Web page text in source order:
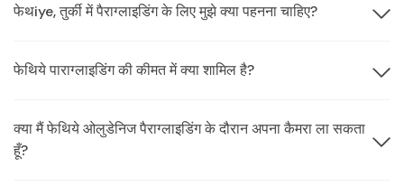
फेथiye, तुर्की में पैराग्लाइडिंग के लिए मुझे क्या पहनना चाहिए?
फेथिये पाराग्लाइडिंग की कीमत में क्या शामिल है?
क्या मैं फेथिये ओलुडेनिज पैराग्लाइडिंग के दौरान अपना कैमरा ला सकता
हूँ?